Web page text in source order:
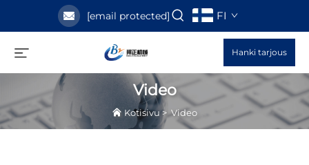
[email protected] FI
Hanki tarjous
Video
Kotisivu>Video